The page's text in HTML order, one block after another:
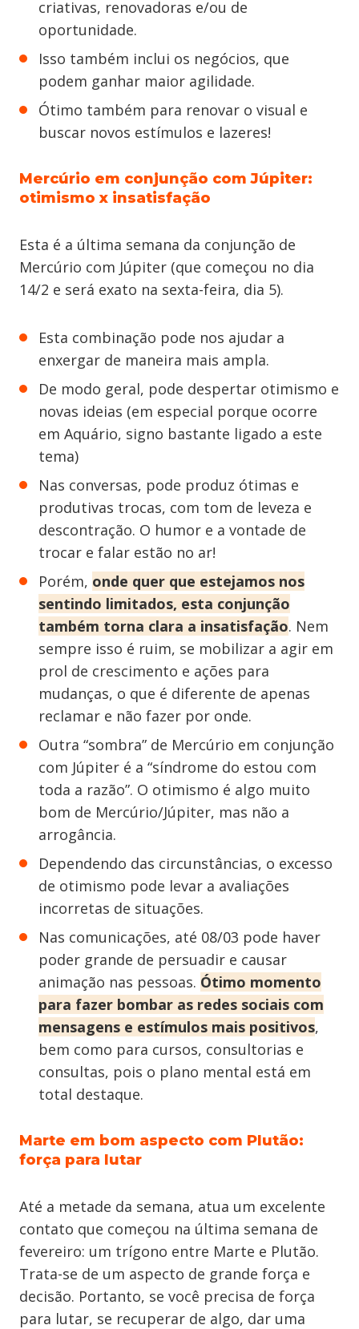
criativas, renovadoras e/ou de
oportunidade.
Isso também inclui os negócios, que
podem ganhar maior agilidade.
Ótimo também para renovar o visual e
buscar novos estímulos e lazeres!
Mercúrio em conjunção com Júpiter:
otimismo x insatisfação
Esta é a última semana da conjunção de
Mercúrio com Júpiter (que começou no dia
14/2 e será exato na sexta-feira, dia 5).
Esta combinação pode nos ajudar a
enxergar de maneira mais ampla.
De modo geral, pode despertar otimismo e
novas ideias (em especial porque ocorre
em Aquário, signo bastante ligado a este
tema)
Nas conversas, pode produz ótimas e
produtivas trocas, com tom de leveza e
descontração. O humor e a vontade de
trocar e falar estão no ar!
Porém, onde quer que estejamos nos
sentindo limitados, esta conjunção
também torna clara a insatisfação. Nem
sempre isso é ruim, se mobilizar a agir em
prol de crescimento e ações para
mudanças, o que é diferente de apenas
reclamar e não fazer por onde.
Outra “sombra” de Mercúrio em conjunção
com Júpiter é a “síndrome do estou com
toda a razão”. O otimismo é algo muito
bom de Mercúrio/Júpiter, mas não a
arrogância.
Dependendo das circunstâncias, o excesso
de otimismo pode levar a avaliações
incorretas de situações.
Nas comunicações, até 08/03 pode haver
poder grande de persuadir e causar
animação nas pessoas. Ótimo momento
para fazer bombar as redes sociais com
mensagens e estímulos mais positivos,
bem como para cursos, consultorias e
consultas, pois o plano mental está em
total destaque.
Marte em bom aspecto com Plutão:
força para lutar
Até a metade da semana, atua um excelente
contato que começou na última semana de
fevereiro: um trígono entre Marte e Plutão.
Trata-se de um aspecto de grande força e
decisão. Portanto, se você precisa de força
para lutar, se recuperar de algo, dar uma